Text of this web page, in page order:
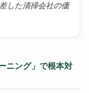
した清掃会社の価
ニング」で根本対